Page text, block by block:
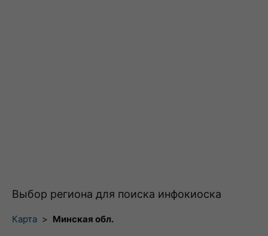
Выбор региона для поиска инфокиоска
Карта > Минская обл.